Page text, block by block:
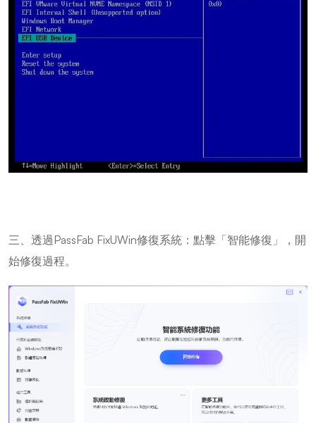
三、透過PassFab FixUWin修復系統：點擊「智能修復」，開
始修復過程。